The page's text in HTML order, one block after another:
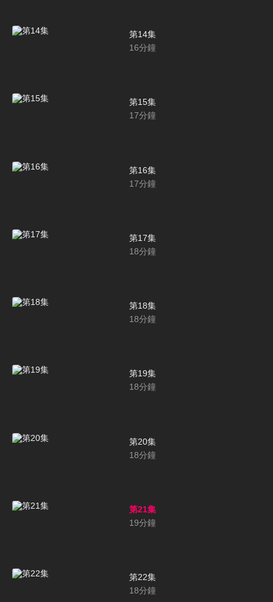
第14集
16分鐘
第15集
17分鐘
第16集
17分鐘
第17集
18分鐘
第18集
18分鐘
第19集
18分鐘
第20集
18分鐘
第21集
19分鐘
第22集
18分鐘